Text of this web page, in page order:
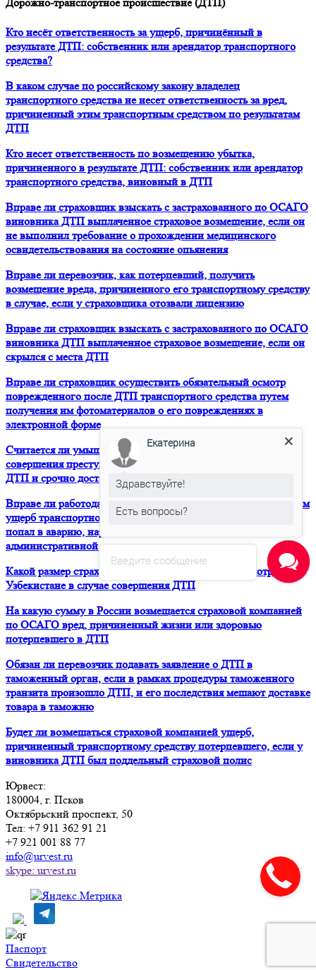
Кто несёт ответственность за ущерб, причинённый в
результате ДТП: собственник или арендатор транспортного
средства?
В каком случае по российскому закону владелец
транспортного средства не несет ответственность за вред,
причиненный этим транспортным средством по результатам
ДТП
Кто несет ответственность по возмещению убытка,
причиненного в результате ДТП: собственник или арендатор
транспортного средства, виновный в ДТП
Вправе ли страховщик взыскать с застрахованного по ОСАГО
виновника ДТП выплаченное страховое возмещение, если он
не выполнил требование о прохождении медицинского
освидетельствования на состояние опьянения
Вправе ли перевозчик, как потерпевший, получить
возмещение вреда, причиненного его транспортному средству
в случае, если у страховщика отозвали лицензию
Вправе ли страховщик взыскать с застрахованного по ОСАГО
виновника ДТП выплаченное страховое возмещение, если он
скрылся с места ДТП
Вправе ли страховщик осуществить обязательный осмотр
поврежденного после ДТП транспортного средства путем
получения им фотоматериалов о его повреждениях в
электронной форме
Считается ли умышленным оставление водителем места
совершения преступления при ДТП, если он покинул место
ДТП и срочно доставил пострадавшего в больницу
Вправе ли работодатель взыскать с водителя причиненный им
ущерб транспортному средству в полном объеме, если он
попал в аварию, нарушил ПДД и был привлечен к
административной ответственности
Какой размер страховой суммы по ОСАГО предусмотрен в
Узбекистане в случае совершения ДТП
На какую сумму в России возмещается страховой компанией
по ОСАГО вред, причиненный жизни или здоровью
потерпевшего в ДТП
Обязан ли перевозчик подавать заявление о ДТП в
таможенный орган, если в рамках процедуры таможенного
транзита произошло ДТП, и его последствия мешают доставке
товара в таможню
Будет ли возмещаться страховой компанией ущерб,
причиненный транспортному средству потерпевшего, если у
виновника ДТП был поддельный страховой полис
Юрвест:
180004 , г. Псков
Октябрьский проспект, 50
Тел: +7 911 362 91 21
+7 921 001 88 77
info@urvest.ru
skype: urvest.ru
Паспорт
Свидетельство
Введите сообщение
Екатерина
Здравствуйте!
Есть вопросы?